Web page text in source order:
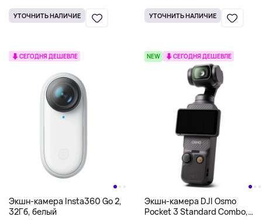
УТОЧНИТЬ НАЛИЧИЕ УТОЧНИТЬ НАЛИЧИЕ
СЕГОДНЯ ДЕШЕВЛЕ
Экшн-камера Insta360 Go 2,
32Гб, белый
NEW СЕГОДНЯ ДЕШЕВЛЕ
Экшн-камера DJI Osmo
Pocket 3 Standard Combo,